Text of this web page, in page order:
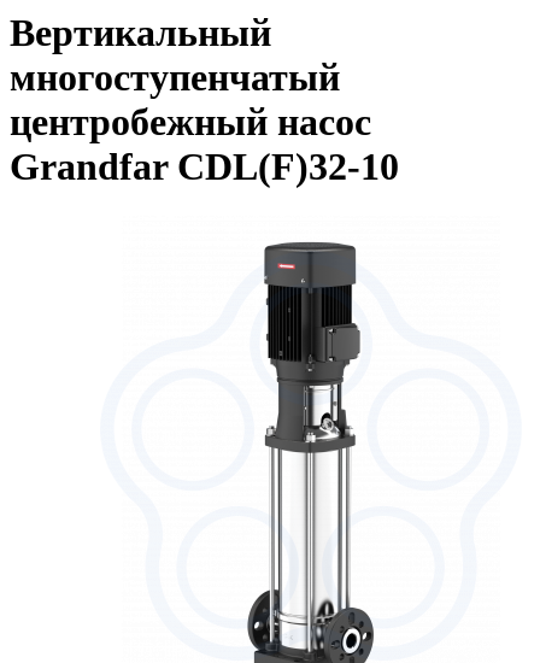
Вертикальный
многоступенчатый
центробежный насос
Grandfar CDL(F)32-10